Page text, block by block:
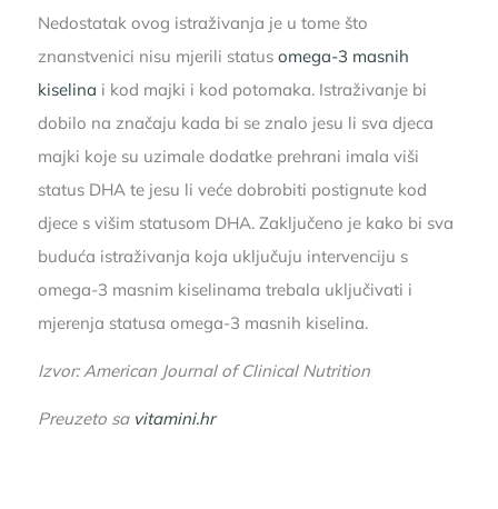
Nedostatak ovog istraživanja je u tome što
znanstvenici nisu mjerili status omega-3 masnih
kiselina i kod majki i kod potomaka. Istraživanje bi
dobilo na značaju kada bi se znalo jesu li sva djeca
majki koje su uzimale dodatke prehrani imala viši
status DHA te jesu li veće dobrobiti postignute kod
djece s višim statusom DHA. Zaključeno je kako bi sva
buduća istraživanja koja uključuju intervenciju s
omega-3 masnim kiselinama trebala uključivati i
mjerenja statusa omega-3 masnih kiselina.
Izvor: American Journal of Clinical Nutrition
Preuzeto sa vitamini.hr